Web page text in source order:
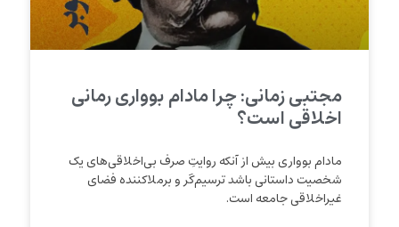
مجتبی زمانی: چرا مادام بوواری رمانی
اخلاقی است؟
مادام بوواری بیش از آنکه روایتِ صرف بی‌اخلاقی‌های یک
شخصیت داستانی باشد ترسیم‌گر و برملاکننده فضای
غیراخلاقی جامعه است.